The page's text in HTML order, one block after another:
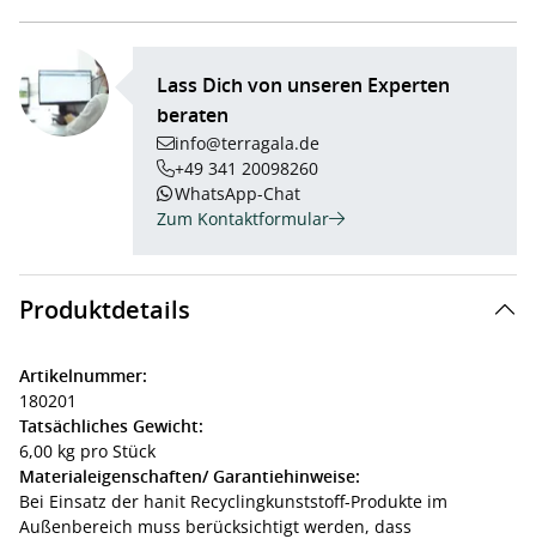
Lass Dich von unseren Experten
beraten
info@terragala.de
+49 341 20098260
WhatsApp-Chat
Zum Kontaktformular
Produktdetails
Artikelnummer:
180201
Tatsächliches Gewicht:
6,00 kg pro Stück
Materialeigenschaften/ Garantiehinweise:
Bei Einsatz der hanit Recyclingkunststoff-Produkte im
Außenbereich muss berücksichtigt werden, dass